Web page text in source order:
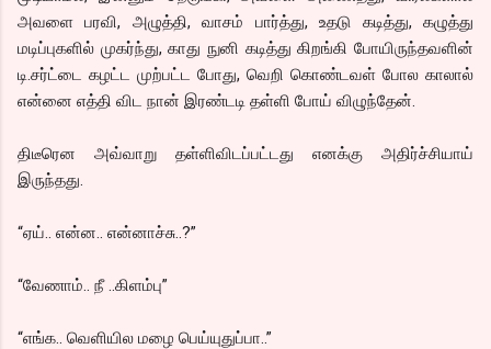
அவளை பரவி, அழுத்தி, வாசம் பார்த்து, உதடு கடித்து, கழுத்து
மடிப்புகளில் முகர்ந்து, காது நுனி கடித்து கிறங்கி போயிருந்தவளின்
டி.சர்ட்டை கழட்ட முற்பட்ட போது, வெறி கொண்டவள் போல காலால்
என்னை எத்தி விட நான் இரண்டடி தள்ளி போய் விழுந்தேன்.
திடீரென அவ்வாறு தள்ளிவிடப்பட்டது எனக்கு அதிர்ச்சியாய்
இருந்தது.
“ஏய்.. என்ன.. என்னாச்சு..?”
“வேணாம்.. நீ ..கிளம்பு”
“எங்க.. வெளியில மழை பெய்யுதுப்பா..”